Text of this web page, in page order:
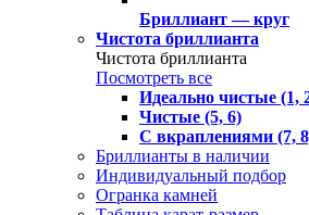
Бриллиант — круг
Чистота бриллианта
Чистота бриллианта
Посмотреть все
Идеально чистые (1,
Чистые (5, 6)
С вкраплениями (7,
Бриллианты в наличии
Индивидуальный подбор
Огранка камней